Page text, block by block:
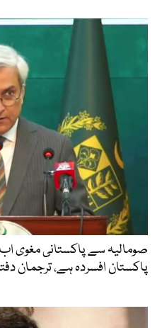
صومالیہ سے پاکستانی مغوی
پاکستان افسردہ ہے، ترجمان